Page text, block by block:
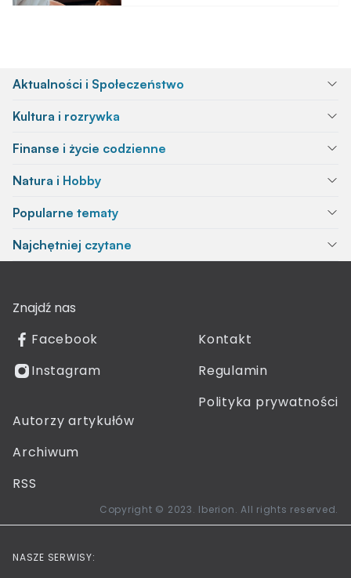
Aktualności i Społeczeństwo
Kultura i rozrywka
Finanse i życie codzienne
Natura i Hobby
Popularne tematy
Najchętniej czytane
Znajdź nas
Facebook
Instagram
Kontakt
Regulamin
Polityka prywatności
Autorzy artykułów
Archiwum
RSS
Copyright © 2023. Iberion. All rights reserved.
NASZE SERWISY: